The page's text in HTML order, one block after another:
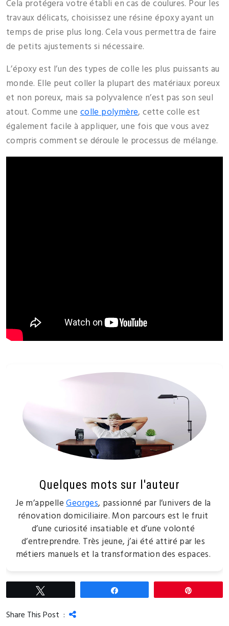
Cela protégera votre établi en cas de coulures. Pour les
travaux délicats, choisissez une résine époxy ayant un
temps de prise plus long. Cela vous permettra de faire
de petits ajustements si nécessaire.
L’époxy est l’un des types de colle les plus puissants au
monde. Elle peut coller la plupart des matériaux poreux
et non poreux, mais sa polyvalence n’est pas son seul
atout. Comme unecolle polymère, cette colle est
également facile à appliquer, une fois que vous avez
compris comment se déroule le processus de mélange.
Quelques mots sur l'auteur
Je m’appelleGeorges, passionné par l’univers de la
rénovation domiciliaire. Mon parcours est le fruit
d’une curiosité insatiable et d’une volonté
d’entreprendre. Très jeune, j’ai été attiré par les
métiers manuels et la transformation des espaces.
Share This Post :